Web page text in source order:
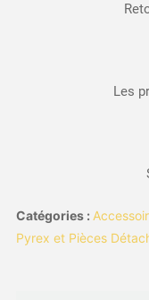
Les
Catégories :
Pyrex et Pièces